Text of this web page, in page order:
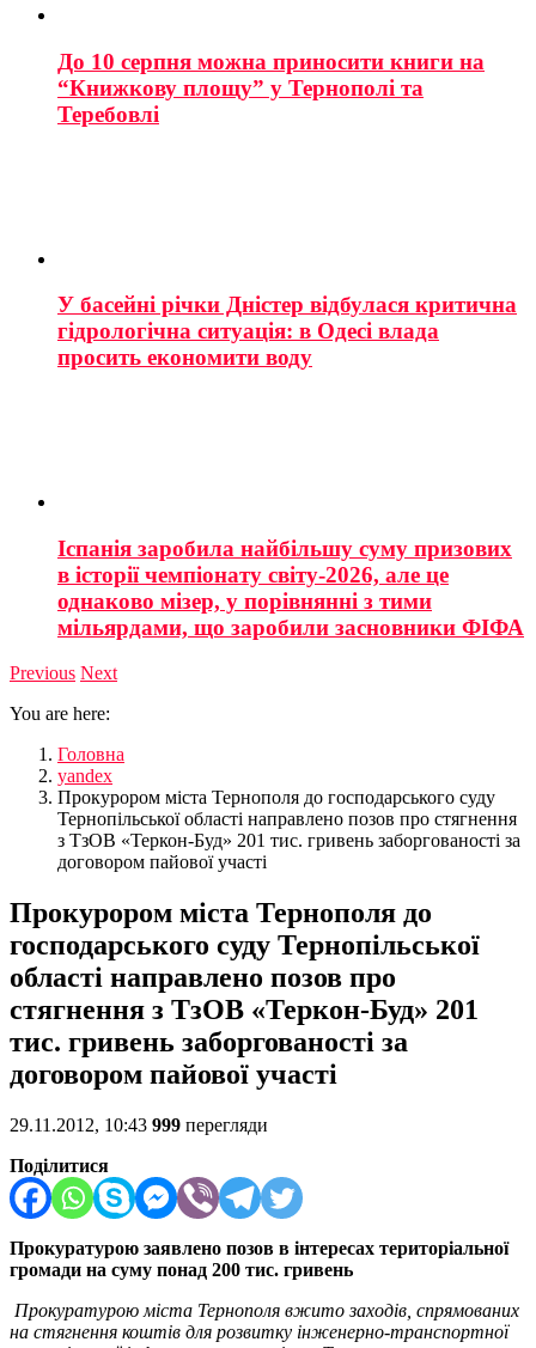
До 10 серпня можна приносити книги на
“Книжкову площу” у Тернополі та
Теребовлі
У басейні річки Дністер відбулася критична
гідрологічна ситуація: в Одесі влада
просить економити воду
Іспанія заробила найбільшу суму призових
в історії чемпіонату світу-2026, але це
однаково мізер, у порівнянні з тими
мільярдами, що заробили засновники ФІФА
Previous Next
You are here:
Головна
yandex
Прокурором міста Тернополя до господарського суду
Тернопільської області направлено позов про стягнення
з ТзОВ «Теркон-Буд» 201 тис. гривень заборгованості за
договором пайової участі
Прокурором міста Тернополя до
господарського суду Тернопільської
області направлено позов про
стягнення з ТзОВ «Теркон-Буд» 201
тис. гривень заборгованості за
договором пайової участі
29.11.2012, 10:43 999 перегляди
Поділитися
Прокуратурою заявлено позов в інтересах територіальної
громади на суму понад 200 тис. гривень
Прокуратурою міста Тернополя вжито заходів, спрямованих
на стягнення коштів для розвитку інженерно-транспортної